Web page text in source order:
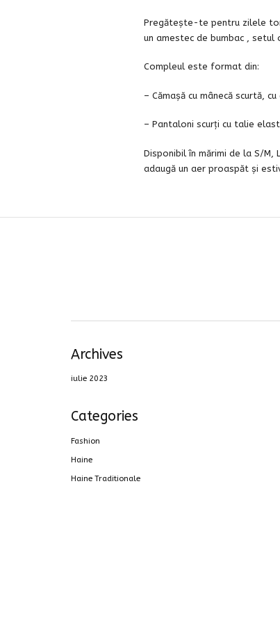
Pregătește-te pentru zilele
un amestec de bumbac ,
Compleul este format din:
– Cămașă cu mânecă scurtă,
– Pantaloni scurți cu talie
Disponibil în mărimi de la S/
adaugă un aer proaspăt și
Archives
iulie 2023
Categories
Fashion
Haine
Haine Traditionale